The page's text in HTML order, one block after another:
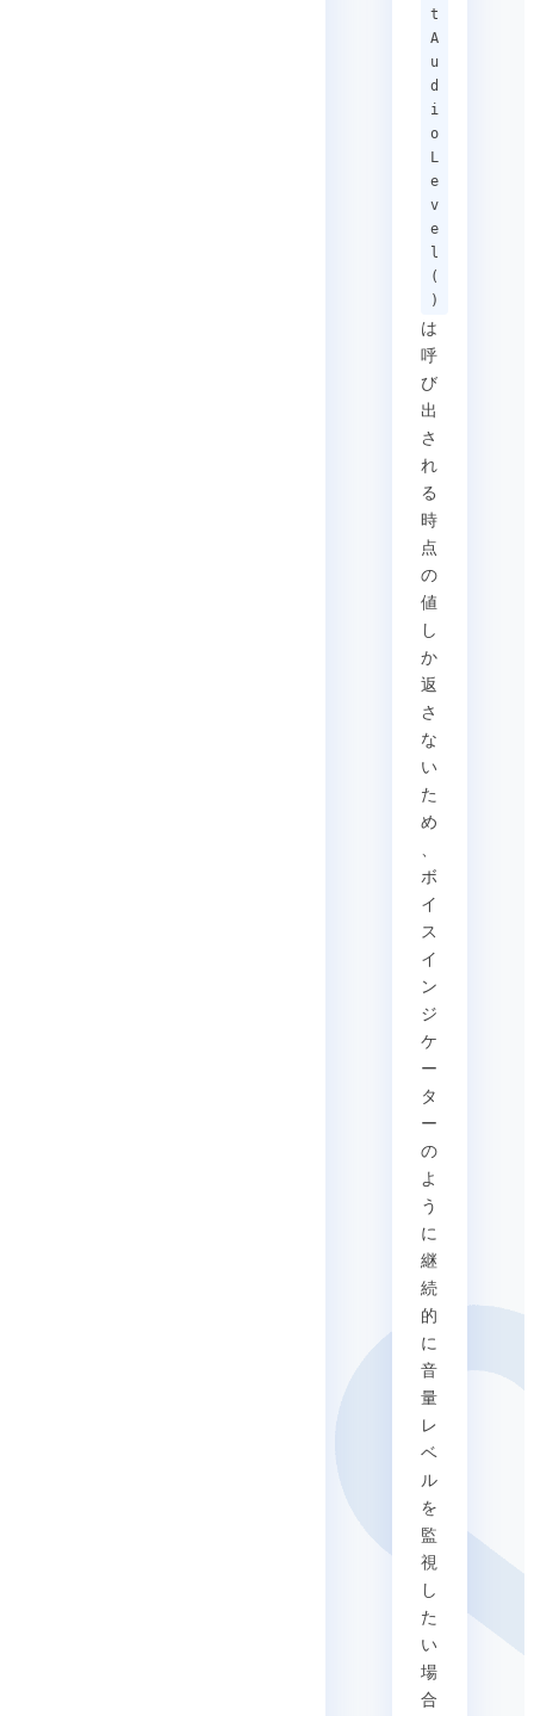
t
A
u
d
i
o
L
e
v
e
l
(
)
は
呼
び
出
さ
れ
る
時
点
の
値
し
か
返
さ
な
い
た
め
ボ
イ
ス
イ
ン
ジ
ケ
ー
タ
ー
の
よ
う
に
継
続
的
に
音
量
レ
ベ
ル
を
監
視
し
た
い
場
合